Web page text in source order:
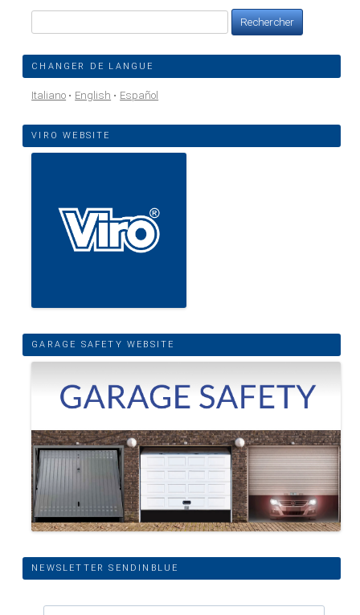
CHANGER DE LANGUE
Italiano English Español
VIRO WEBSITE
GARAGE SAFETY WEBSITE
NEWSLETTER SENDINBLUE